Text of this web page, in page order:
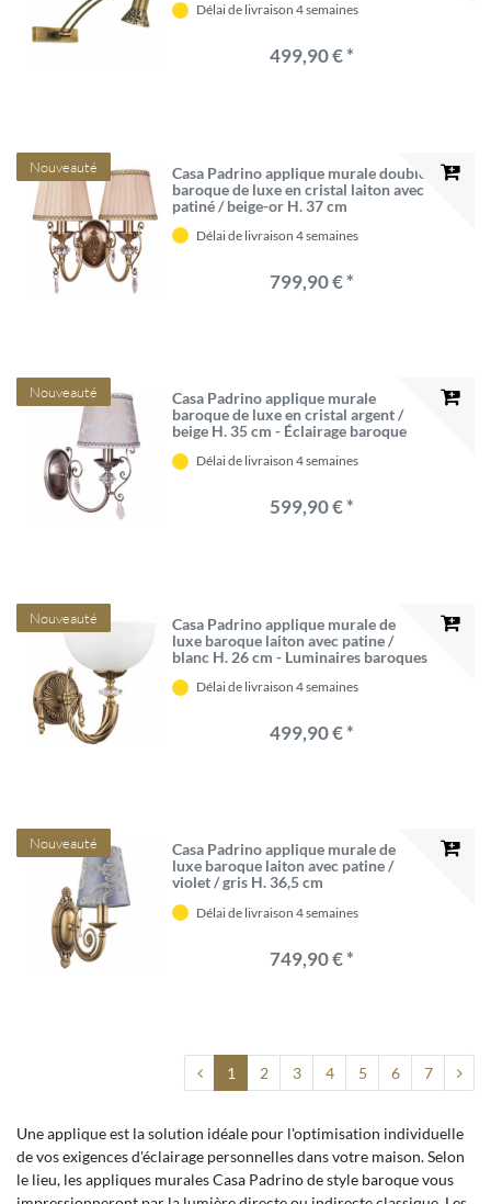
Délai de livraison 4 semaines
499,90 € *
Nouveauté
Casa Padrino applique murale double
baroque de luxe en cristal laiton avec
patiné / beige-or H. 37 cm
Délai de livraison 4 semaines
799,90 € *
Nouveauté
Casa Padrino applique murale
baroque de luxe en cristal argent /
beige H. 35 cm - Éclairage baroque
Délai de livraison 4 semaines
599,90 € *
Nouveauté
Casa Padrino applique murale de
luxe baroque laiton avec patine /
blanc H. 26 cm - Luminaires baroques
Délai de livraison 4 semaines
499,90 € *
Nouveauté
Casa Padrino applique murale de
luxe baroque laiton avec patine /
violet / gris H. 36,5 cm
Délai de livraison 4 semaines
749,90 € *
1 2 3 4 5 6 7
Une applique est la solution idéale pour l'optimisation individuelle
de vos exigences d'éclairage personnelles dans votre maison. Selon
le lieu, les appliques murales Casa Padrino de style baroque vous